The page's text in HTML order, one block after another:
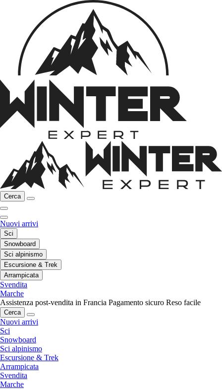
Cerca
Nuovi arrivi
Sci
Snowboard
Sci alpinismo
Escursione & Trek
Arrampicata
Svendita
Marche
Assistenza post-vendita in Francia Pagamento sicuro Reso facile
Cerca
Nuovi arrivi
Sci
Snowboard
Sci alpinismo
Escursione & Trek
Arrampicata
Svendita
Marche